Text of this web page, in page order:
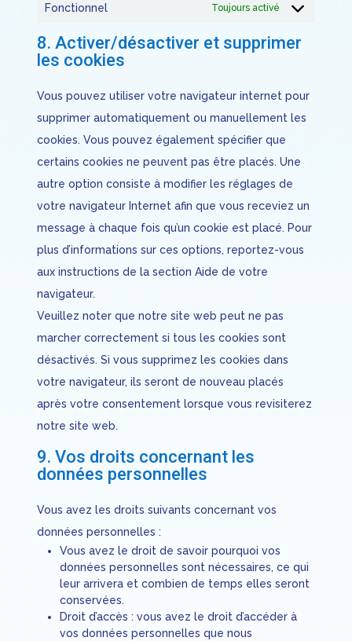
Fonctionnel Toujours activé
8. Activer/désactiver et supprimer
les cookies
Vous pouvez utiliser votre navigateur internet pour
supprimer automatiquement ou manuellement les
cookies. Vous pouvez également spécifier que
certains cookies ne peuvent pas être placés. Une
autre option consiste à modifier les réglages de
votre navigateur Internet afin que vous receviez un
message à chaque fois qu’un cookie est placé. Pour
plus d’informations sur ces options, reportez-vous
aux instructions de la section Aide de votre
navigateur.
Veuillez noter que notre site web peut ne pas
marcher correctement si tous les cookies sont
désactivés. Si vous supprimez les cookies dans
votre navigateur, ils seront de nouveau placés
après votre consentement lorsque vous revisiterez
notre site web.
9. Vos droits concernant les
données personnelles
Vous avez les droits suivants concernant vos
données personnelles :
Vous avez le droit de savoir pourquoi vos
données personnelles sont nécessaires, ce qui
leur arrivera et combien de temps elles seront
conservées.
Droit d’accès : vous avez le droit d’accéder à
vos données personnelles que nous